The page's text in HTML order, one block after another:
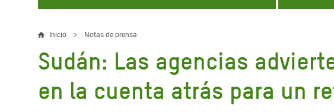
EN QUÉ TRABAJAMOS
Agua y Servicios de
Saneamiento
Alimentación, Crisis Climática,
Gaza Crisis Appeal
Llamamiento por la
Líbano
ÚNETE A NUESTRAS CAMPAÑAS
Climate Justice
Hands Off Our Spaces
Sobrescribir
enlaces
de
Inicio Notas de prensa
Sudán: Las agencias
en la cuenta atrás para un